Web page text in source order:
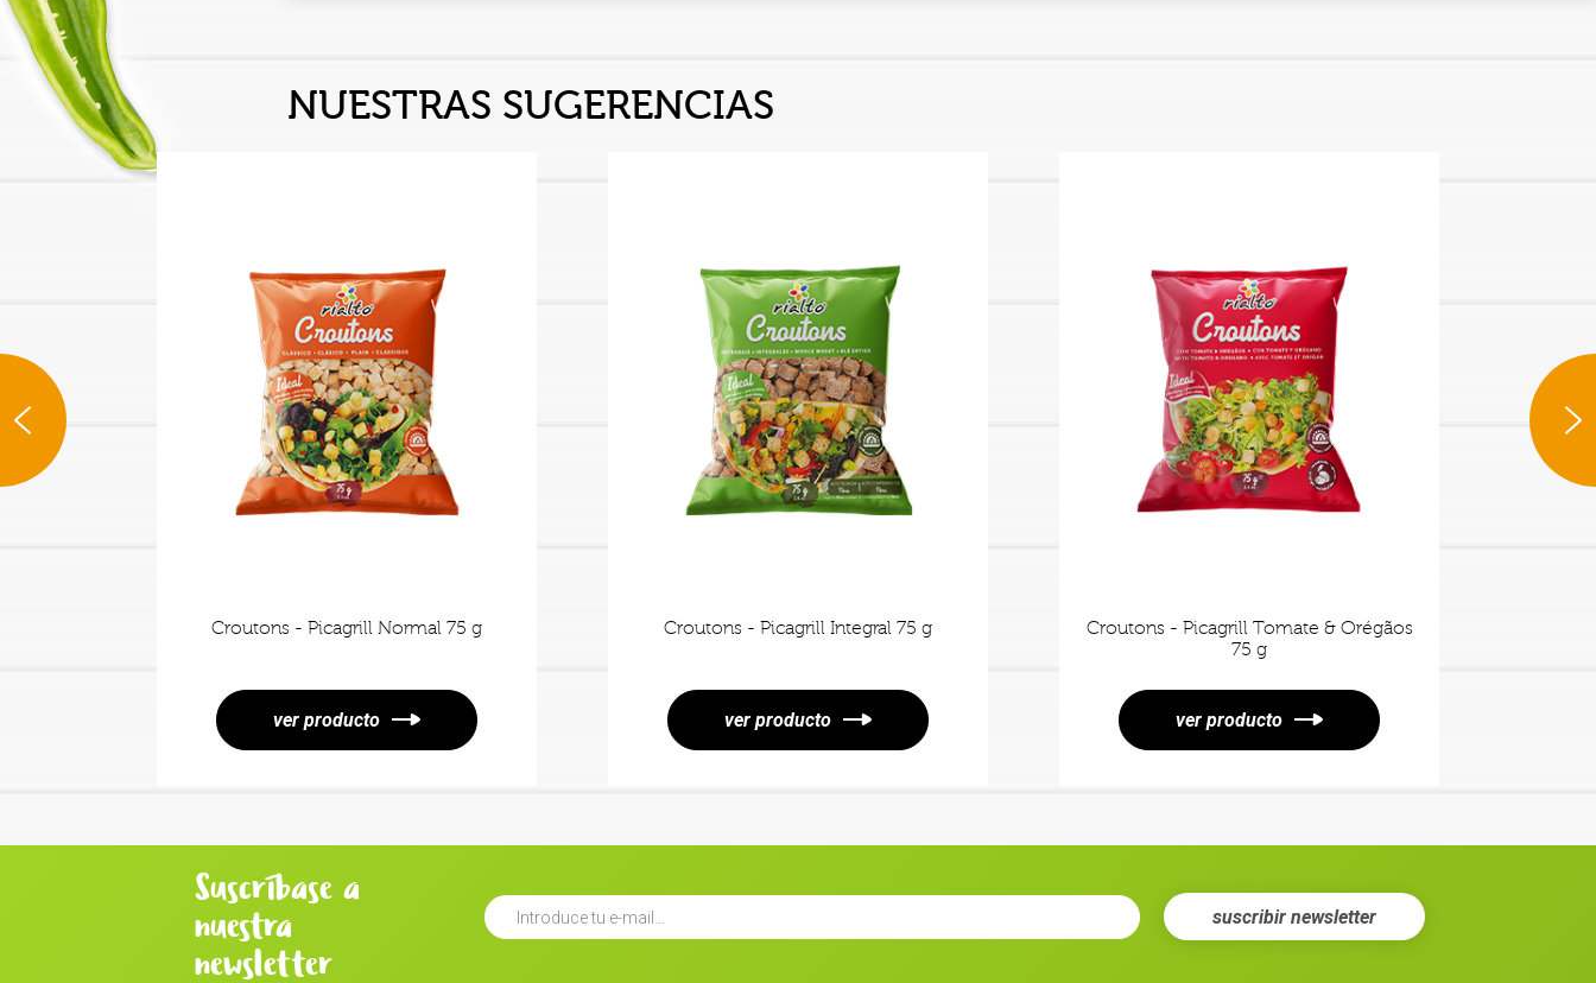
NUESTRAS SUGERENCIAS
Croutons - Picagrill Normal 75 g
ver producto
Croutons - Picagrill Integral 75 g
ver producto
Croutons - Picagrill Tomate & Orégãos
75 g
ver producto
Suscríbase a
nuestra
newsletter
suscribir newsletter